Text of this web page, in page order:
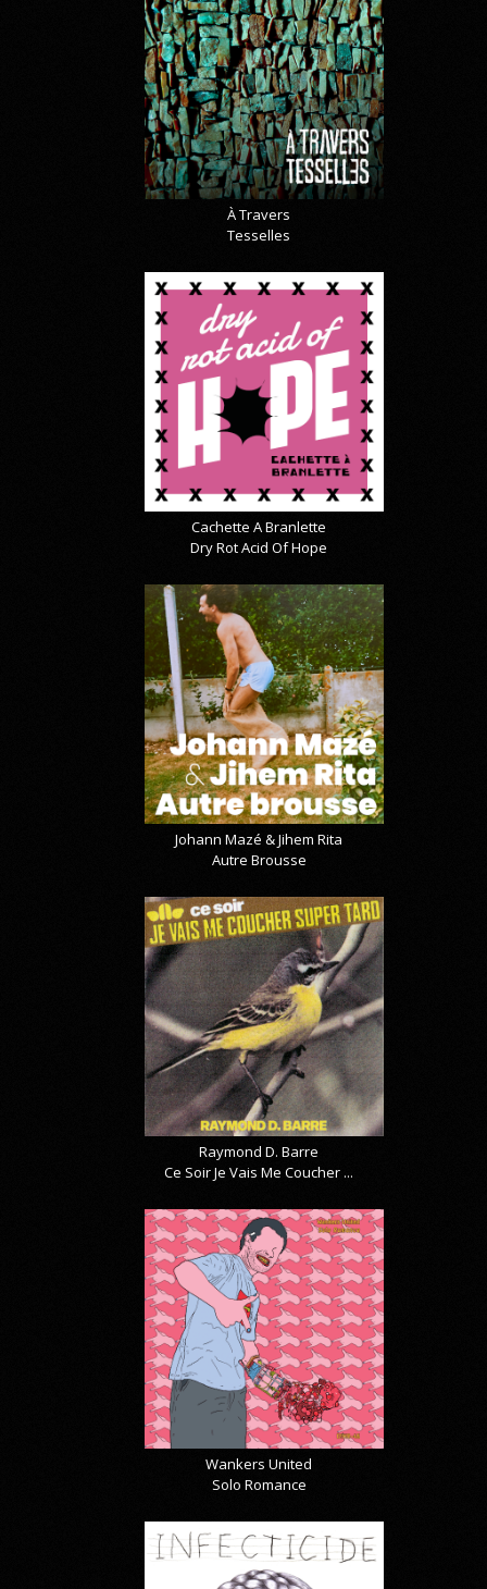
À Travers
Tesselles
Cachette A Branlette
Dry Rot Acid Of Hope
Johann Mazé & Jihem Rita
Autre Brousse
Raymond D. Barre
Ce Soir Je Vais Me Coucher ...
Wankers United
Solo Romance